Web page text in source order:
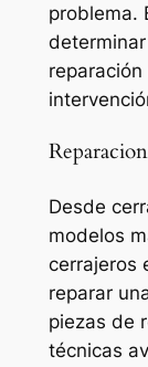
problema.
Desde
modelos
cerrajeros
reparar
piezas de
técnicas